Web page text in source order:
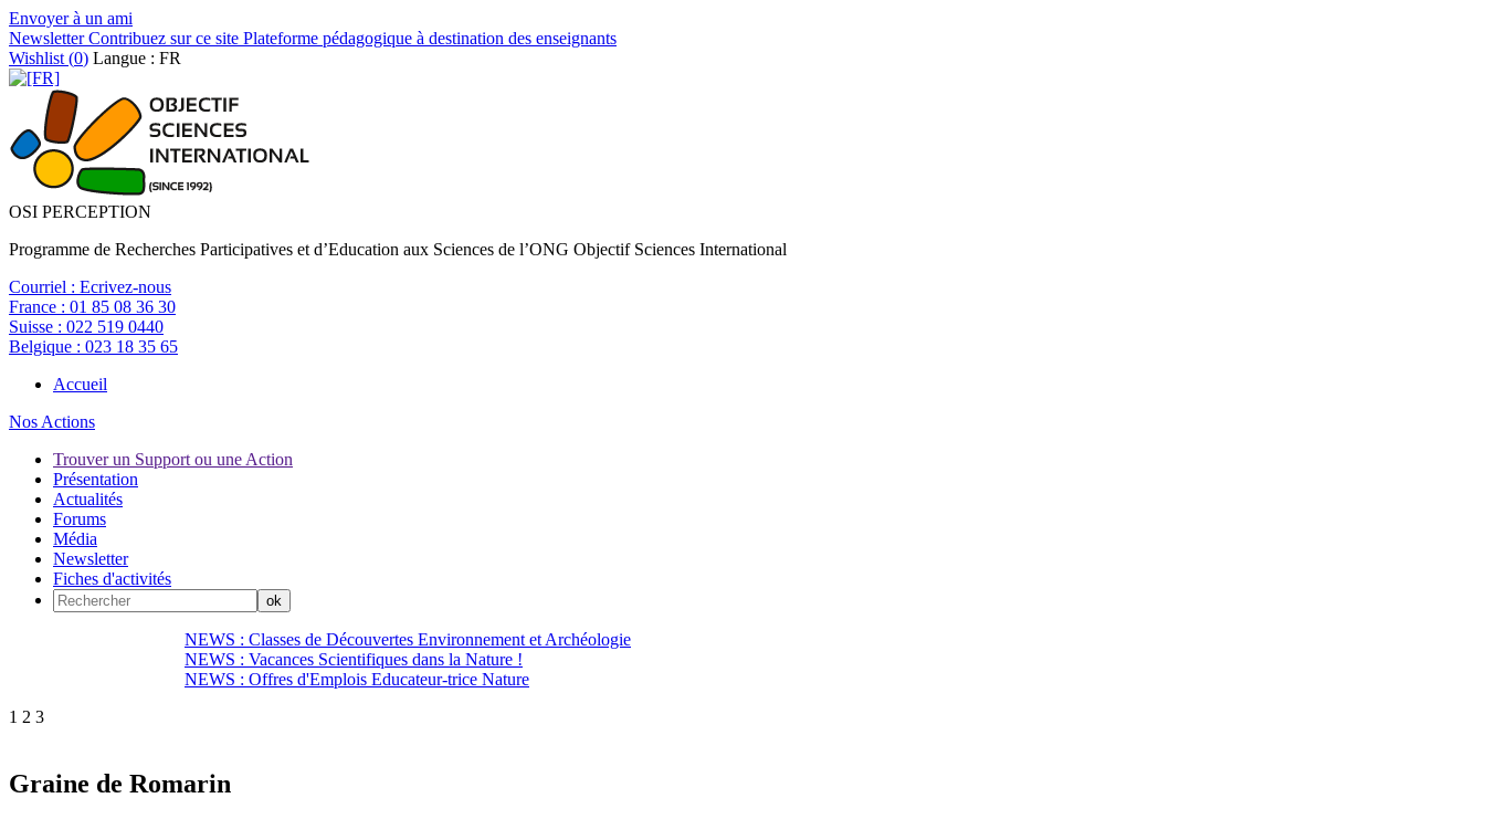
Envoyer à un ami
NewsletterContribuez sur ce site Plateforme pédagogique à destination des enseignants
Wishlist (0) Langue : FR
OSI PERCEPTION
Programme de Recherches Participatives et d’Education aux Sciences de l’ONG Objectif Sciences International
Courriel : Ecrivez-nous
France : 01 85 08 36 30
Suisse : 022 519 0440
Belgique : 023 18 35 65
Accueil
Nos Actions
Trouver un Support ou une Action
Présentation
Actualités
Forums
Média
Newsletter
Fiches d'activités
NEWS : Classes de Découvertes Environnement et Archéologie
NEWS : Vacances Scientifiques dans la Nature !
NEWS : Offres d'Emplois Educateur-trice Nature
1 2 3
Graine de Romarin